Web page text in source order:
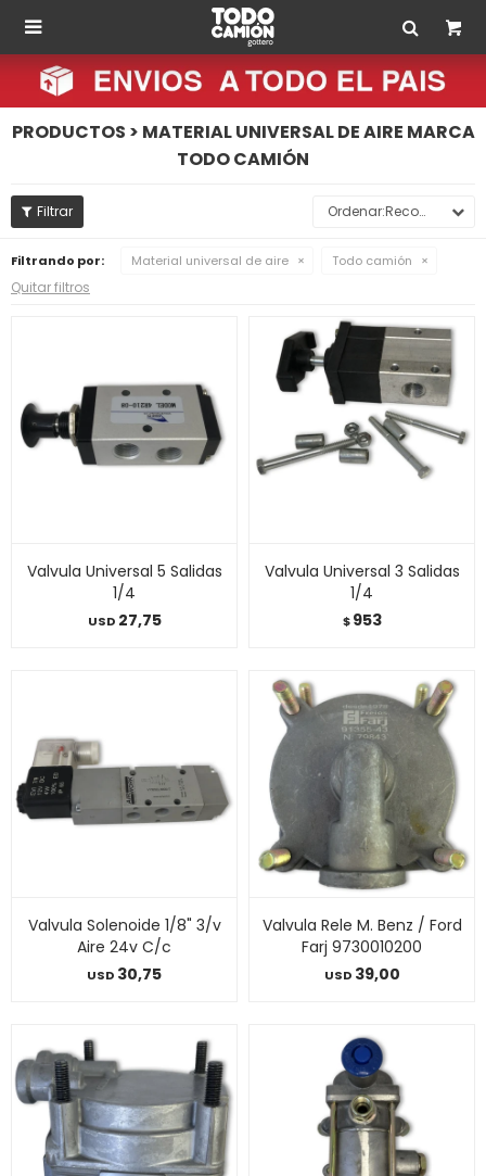

PRODUCTOS > MATERIAL UNIVERSAL DE AIRE MARCA
TODO CAMIÓN
Recomendados
Filtrando por: Material universal de aire Todo camión
Quitar filtros
Valvula Universal 5 Salidas
1/4
USD 27,75
Valvula Universal 3 Salidas
1/4
$ 953
Valvula Solenoide 1/8" 3/v
Aire 24v C/c
USD 30,75
Valvula Rele M. Benz / Ford
Farj 9730010200
USD 39,00